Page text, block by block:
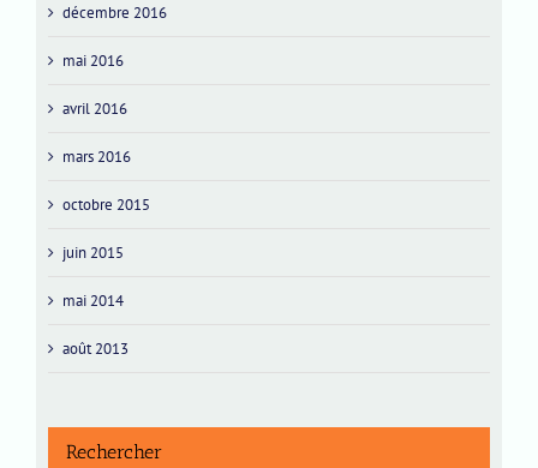
décembre 2016
mai 2016
avril 2016
mars 2016
octobre 2015
juin 2015
mai 2014
août 2013
Rechercher